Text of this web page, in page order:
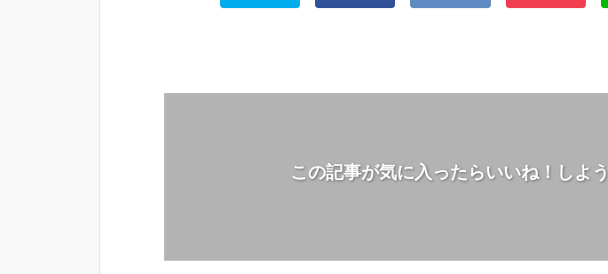
この記事が気に入ったらいいね！しよう